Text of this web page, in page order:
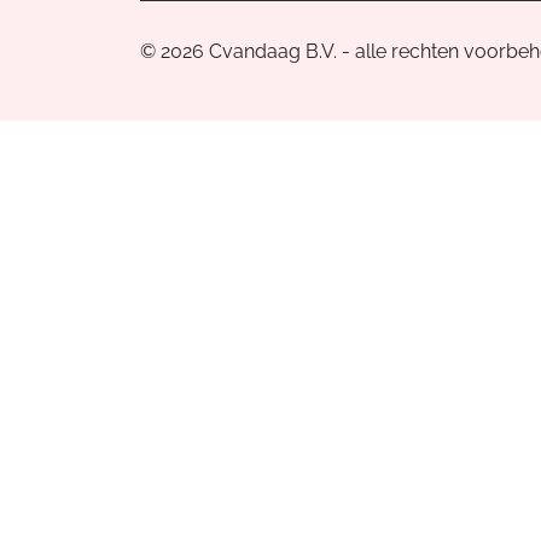
© 2026 Cvandaag B.V. - alle rechten